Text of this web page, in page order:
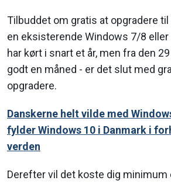
Tilbuddet om gratis at opgradere
en eksisterende Windows 7/8
har kørt i snart et år, men fra den
godt en måned - er det slut med
opgradere.
Danskerne helt vilde med
fylder Windows 10 i Danmark i
verden
Derefter vil det koste dig minimum